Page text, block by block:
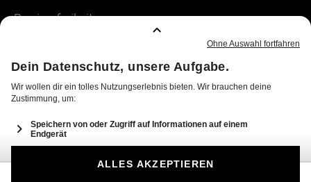
Barrierefreiheit